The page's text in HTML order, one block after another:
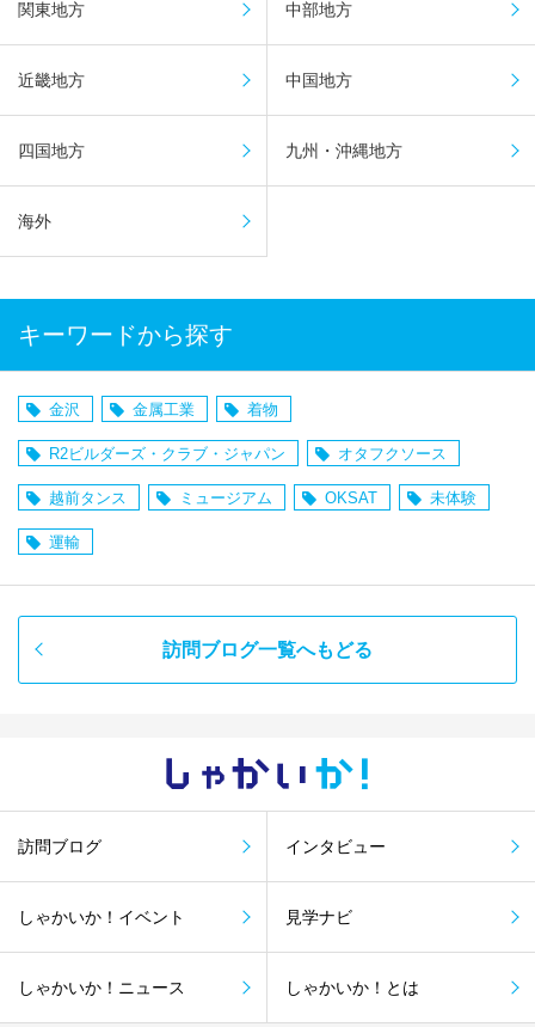
関東地方 中部地方
近畿地方 中国地方
四国地方 九州・沖縄地方
海外
キーワードから探す
金沢 金属工業 着物
R2ビルダーズ・クラブ・ジャパン オタフクソース
越前タンス ミュージアム OKSAT 未体験
運輸
訪問ブログ一覧へもどる
しゃかい か！
訪問ブログ インタビュー
しゃかいか！イベント 見学ナビ
しゃかいか！ニュース しゃかいか！とは